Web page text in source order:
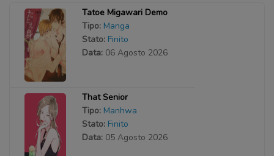
Tatoe Migawari Demo
Tipo: Manga
Stato: Finito
Data: 06 Agosto 2026
That Senior
Tipo: Manhwa
Stato: Finito
Data: 05 Agosto 2026